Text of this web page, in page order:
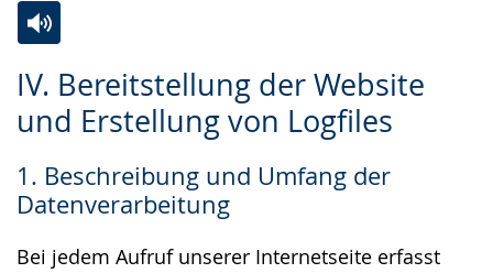
IV. Bereitstellung der Website
und Erstellung von Logfiles
1. Beschreibung und Umfang der
Datenverarbeitung
Bei jedem Aufruf unserer Internetseite erfasst
Leichten
Sprache
Audio-
Unterstützung.
Video
in
Gebärdensprache
wird
angezeigt.